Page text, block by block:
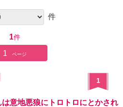
件
1件
1 ページ
1
は意地悪狼にトロトロにとかされ